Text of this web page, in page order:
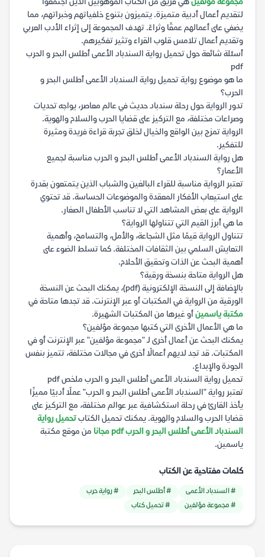
مجموعة مؤلفينهي فريق من الكتاب الموهوبين الذين اجتمعوا
لتقديم أعمال أدبية متميزة. يتميزون بتنوع خلفياتهم وخبراتهم، مما
يضفي على أعمالهم عمقًا وثراءً. تهدف المجموعة إلى إثراء الأدب العربي
وتقديم أعمال تلامس قلوب القراء وتثير تفكيرهم.
أسئلة شائعة حول تحميل رواية السندباد الأعمى أطلس البحر و الحرب
pdf
ما هو موضوع رواية تحميل رواية السندباد الأعمى أطلس البحر و
الحرب؟
تدور الرواية حول رحلة سندباد حديث في عالم معاصر، يواجه تحديات
وصراعات مختلفة، مع التركيز على قضايا الحرب والسلام والهوية.
الرواية تمزج بين الواقع والخيال لخلق تجربة قراءة فريدة ومثيرة
للتفكير.
هل رواية السندباد الأعمى أطلس البحر و الحرب مناسبة لجميع
الأعمار؟
تعتبر الرواية مناسبة للقراء البالغين والشباب الذين يتمتعون بقدرة
على استيعاب الأفكار المعقدة والموضوعات الحساسة. قد تحتوي
الرواية على بعض المشاهد التي لا تناسب الأطفال الصغار.
ما هي أبرز القيم التي تتناولها الرواية؟
تتناول الرواية قيمًا مثل الشجاعة، والأمل، والتسامح، وأهمية
التعايش السلمي بين الثقافات المختلفة. كما تسلط الضوء على
أهمية البحث عن الذات وتحقيق الأحلام.
هل الرواية متاحة بنسخة ورقية؟
بالإضافة إلى النسخة الإلكترونية (pdf)، يمكنك البحث عن النسخة
الورقية من الرواية في المكتبات أو عبر الإنترنت. قد تجدها متاحة في
مكتبة ياسمينأو غيرها من المكتبات الشهيرة.
ما هي الأعمال الأخرى التي كتبها مجموعة مؤلفين؟
يمكنك البحث عن أعمال أخرى لـ "مجموعة مؤلفين" عبر الإنترنت أو في
المكتبات. قد تجد لديهم أعمالًا أخرى في مجالات مختلفة، تتميز بنفس
الجودة والإبداع.
تحميل رواية السندباد الأعمى أطلس البحر و الحرب ملخص pdf
تعتبر رواية "السندباد الأعمى أطلس البحر و الحرب" عملًا أدبيًا مميزًا
يأخذ القارئ في رحلة استكشافية عبر عوالم مختلفة، مع التركيز على
قضايا الحرب والسلام والهوية. يمكنك تحميل الكتابتحميل رواية
السندباد الأعمى أطلس البحر و الحرب pdf مجانا
من موقع مكتبة
ياسمين.
كلمات مفتاحية عن الكتاب
# السندباد الأعمى # أطلس البحر
# رواية حرب
# مجموعة مؤلفين
# تحميل كتاب